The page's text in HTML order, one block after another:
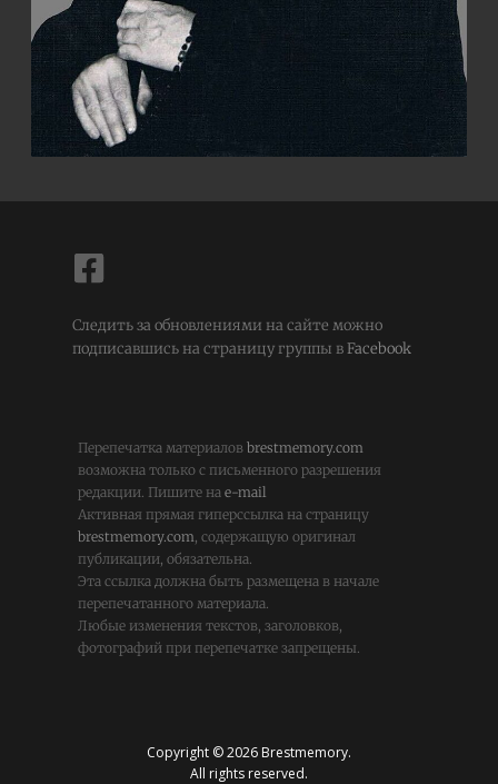
Следить за обновлениями на сайте можно
подписавшись на страницу группы вFacebook
Перепечатка материалов brestmemory.com
возможна только с письменного разрешения
редакции. Пишите на e-mail
Активная прямая гиперссылка на страницу
brestmemory.com , содержащую оригинал
публикации, обязательна.
Эта ссылка должна быть размещена в начале
перепечатанного материала.
Любые изменения текстов, заголовков,
фотографий при перепечатке запрещены.
Copyright © 2026 Brestmemory.
All rights reserved.